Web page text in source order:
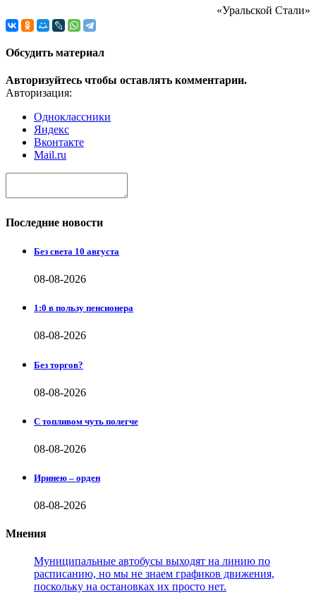
«Уральской Стали»
Обсудить материал
Авторизуйтесь чтобы оставлять комментарии.
Авторизация:
Одноклассники
Яндекс
Вконтакте
Mail.ru
Последние новости
Без света 10 августа
08-08-2026
1:0 в пользу пенсионера
08-08-2026
Без торгов?
08-08-2026
С топливом чуть полегче
08-08-2026
Иринею – орден
08-08-2026
Мнения
Муниципальные автобусы выходят на линию по
расписанию, но мы не знаем графиков движения,
поскольку на остановках их просто нет.